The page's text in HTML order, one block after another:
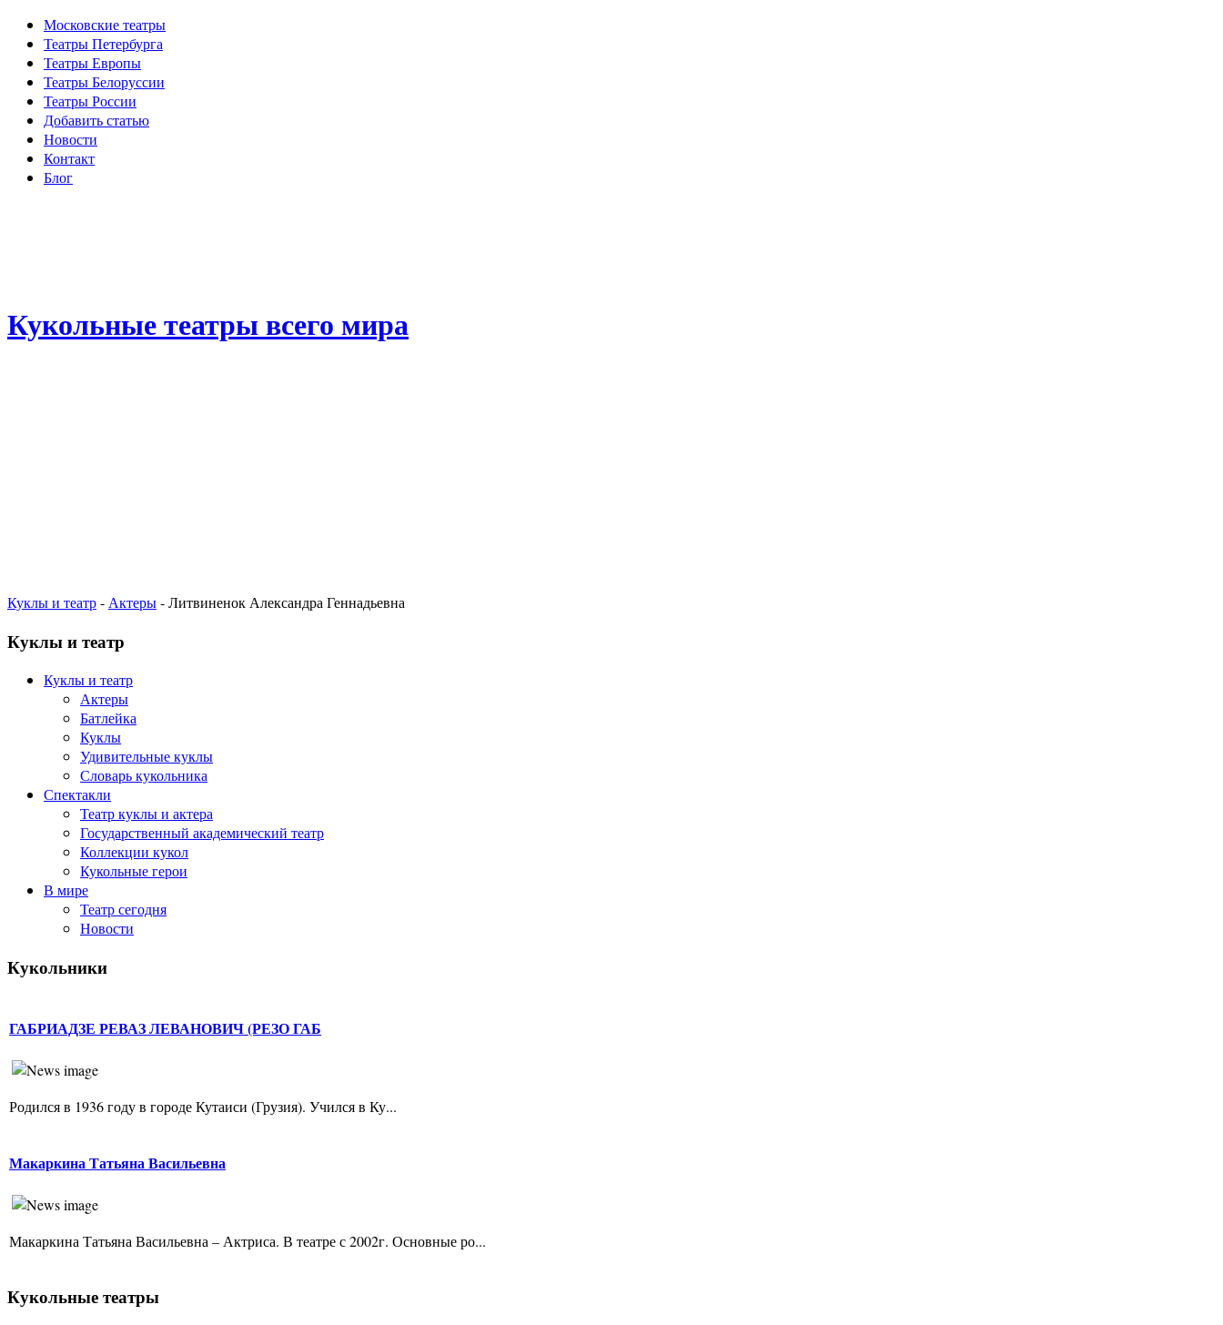
Московские театры
Театры Петербурга
Театры Европы
Театры Белоруссии
Театры России
Добавить статью
Новости
Контакт
Блог
Кукольные театры всего мира
Куклы и театр- Актеры- Литвиненок Александра Геннадьевна
Куклы и театр
Куклы и театр
Актеры
Батлейка
Куклы
Удивительные куклы
Словарь кукольника
Спектакли
Театр куклы и актера
Государственный академический театр
Коллекции кукол
Кукольные герои
В мире
Театр сегодня
Новости
Кукольники
ГАБРИАДЗЕ РЕВАЗ ЛЕВАНОВИЧ (РЕЗО ГАБ
Родился в 1936 году в городе Кутаиси (Грузия). Учился в Ку...
Макаркина Татьяна Васильевна
Макаркина Татьяна Васильевна – Актриса. В театре с 2002г. Основные ро...
Кукольные театры